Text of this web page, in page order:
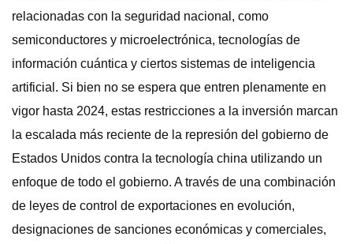
relacionadas con la seguridad nacional, como
semiconductores y microelectrónica, tecnologías de
información cuántica y ciertos sistemas de inteligencia
artificial. Si bien no se espera que entren plenamente en
vigor hasta 2024, estas restricciones a la inversión marcan
la escalada más reciente de la represión del gobierno de
Estados Unidos contra la tecnología china utilizando un
enfoque de todo el gobierno. A través de una combinación
de leyes de control de exportaciones en evolución,
designaciones de sanciones económicas y comerciales,